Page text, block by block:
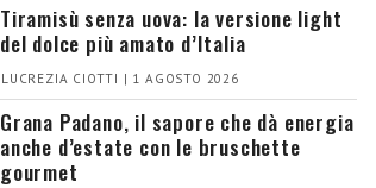
Tiramisù senza uova: la versione light
del dolce più amato d’Italia
LUCREZIA CIOTTI | 1 AGOSTO 2026
Grana Padano, il sapore che dà energia
anche d’estate con le bruschette
gourmet